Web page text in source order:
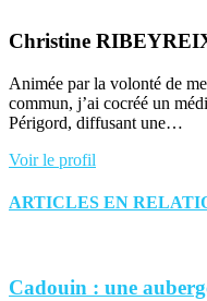
Christine
Animée par la volonté de
commun, j’ai cocréé un
Périgord, diffusant une…
Voir le profil
ARTICLES EN
Cadouin : une